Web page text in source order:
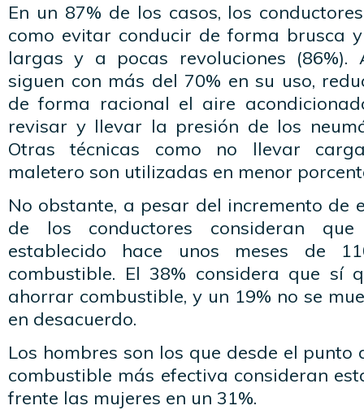
En un 87% de los casos, los
como evitar conducir de forma brusca
largas y a pocas revoluciones (86%).
siguen con más del 70% en su uso,
de forma racional el aire
revisar y llevar la presión de los
Otras técnicas como no llevar
maletero son utilizadas en menor
No obstante, a pesar del incremento de
de los conductores consideran
establecido hace unos meses de
combustible. El 38% considera que sí
ahorrar combustible, y un 19% no se
en desacuerdo.
Los hombres son los que desde el
combustible más efectiva consideran
frente las mujeres en un 31%.